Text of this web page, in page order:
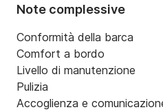
Note complessive
Conformità della barca
Comfort a bordo
Livello di manutenzione
Pulizia
Accoglienza e